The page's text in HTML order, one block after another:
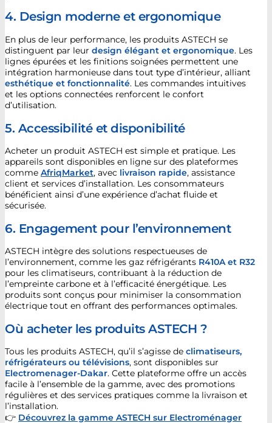
4. Design moderne et ergonomique
En plus de leur performance, les produits ASTECH se
distinguent par leur design élégant et ergonomique. Les
lignes épurées et les finitions soignées permettent une
intégration harmonieuse dans tout type d’intérieur, alliant
esthétique et fonctionnalité. Les commandes intuitives
et les options connectées renforcent le confort
d’utilisation.
5. Accessibilité et disponibilité
Acheter un produit ASTECH est simple et pratique. Les
appareils sont disponibles en ligne sur des plateformes
comme AfriqMarket, avec livraison rapide, assistance
client et services d’installation. Les consommateurs
bénéficient ainsi d’une expérience d’achat fluide et
sécurisée.
6. Engagement pour l’environnement
ASTECH intègre des solutions respectueuses de
l’environnement, comme les gaz réfrigérants R410A et R32
pour les climatiseurs, contribuant à la réduction de
l’empreinte carbone et à l’efficacité énergétique. Les
produits sont conçus pour minimiser la consommation
électrique tout en offrant des performances optimales.
Où acheter les produits ASTECH ?
Tous les produits ASTECH, qu’il s’agisse de climatiseurs,
réfrigérateurs ou télévisions, sont disponibles sur
Electromenager-Dakar. Cette plateforme offre un accès
facile à l’ensemble de la gamme, avec des promotions
régulières et des services pratiques comme la livraison et
l’installation.
👉 Découvrez la gamme ASTECH sur Electroménager